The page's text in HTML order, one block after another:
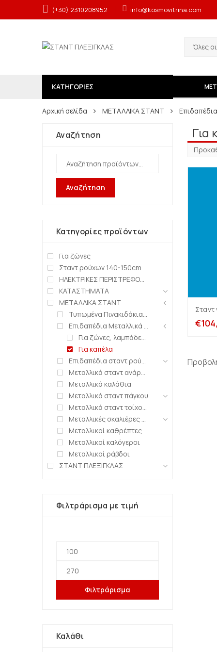
(+30) 2310208952 info@kosmovitrina.com
Όλες
ΚΑΤΗΓΟΡΙΕΣ
Αρχική σελίδα ΜΕΤΑΛΛΙΚΑ ΣΤΑΝΤ
Για
Σταντ
€
Αναζήτηση
Αναζήτηση
Κατηγορίες προϊόντων
Για ζώνες
Σταντ ρούχων 140-150cm
ΗΛΕΚΤΡΙΚΕΣ ΠΕΡΙΣΤΡΕΦΟΜΕΝΕΣ ΒΑΣΕΙΣ
ΚΑΤΑΣΤΗΜΑΤΑ
ΜΕΤΑΛΛΙΚΑ ΣΤΑΝΤ
Τυπωμένα Πινακιδάκια Μπρούντζινα
Επιδαπέδια Μεταλλικά Σταντ
Για ζώνες, λαμπάδες, τσάντες κ.λ.π.
Για καπέλα
Επιδαπέδια σταντ ρούχων
Μεταλλικά σταντ ανάρτησης τιμών κλπ.
Μεταλλικά καλάθια
Μεταλλικά σταντ πάγκου
Μεταλλικά σταντ τοίχου & πάνελ
Μεταλλικές σκαλιέρες παπουτσιών
Μεταλλικοί καθρέπτες
Μεταλλικοί καλόγεροι
Μεταλλικοί ράβδοι
ΣΤΑΝΤ ΠΛΕΞΙΓΚΛΑΣ
Φιλτράρισμα με τιμή
Φιλτράρισμα
Καλάθι